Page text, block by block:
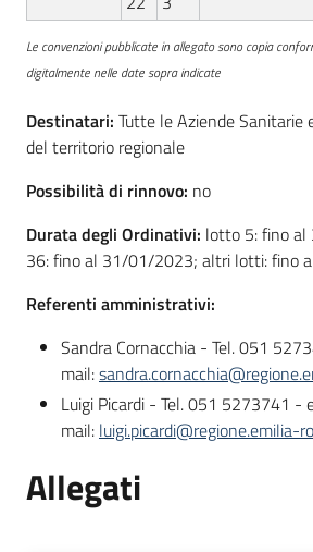
Le convenzioni pubblicate in allegato sono copia
digitalmente nelle date sopra indicate
Destinatari: Tutte le Aziende Sanitarie
del territorio regionale
Possibilità di rinnovo: no
Durata degli Ordinativi: lotto 5: fino
36: fino al 31/01/2023; altri lotti: fino
Referenti amministrativi:
Sandra Cornacchia - Tel. 051
mail:
Luigi Picardi - Tel. 051 5273741 -
mail: luigi.picardi@regione.emilia-
Allegati